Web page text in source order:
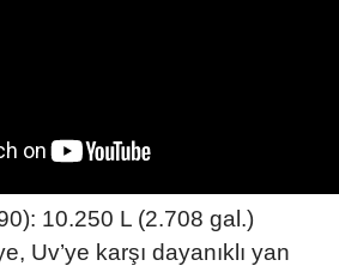
10.250 L (2.708 gal.)
Uv’ye karşı dayanıklı yan